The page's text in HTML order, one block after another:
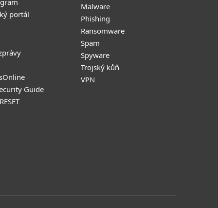
portál
Guide
Malware
Phishing
Ransomware
Spam
Spyware
Trojský kůň
VPN